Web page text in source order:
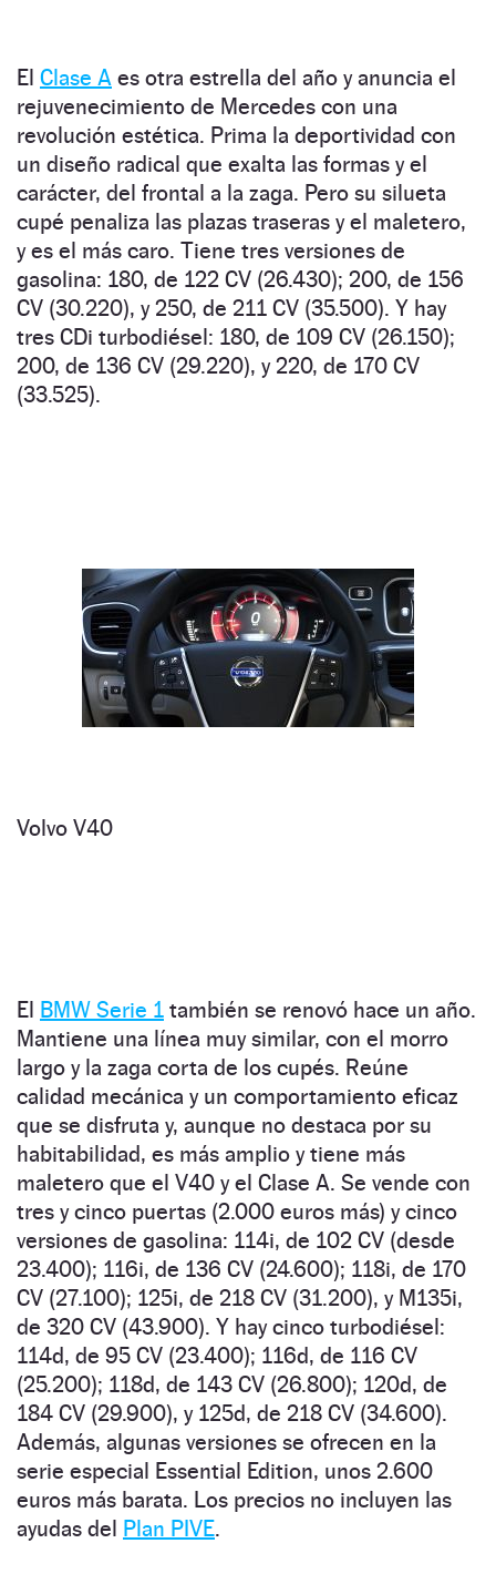
El Clase A es otra estrella del año y anuncia el
rejuvenecimiento de Mercedes con una
revolución estética. Prima la deportividad con
un diseño radical que exalta las formas y el
carácter, del frontal a la zaga. Pero su silueta
cupé penaliza las plazas traseras y el maletero,
y es el más caro. Tiene tres versiones de
gasolina: 180, de 122 CV (26.430); 200, de 156
CV (30.220), y 250, de 211 CV (35.500). Y hay
tres CDi turbodiésel: 180, de 109 CV (26.150);
200, de 136 CV (29.220), y 220, de 170 CV
(33.525).
Volvo V40
El BMW Serie 1 también se renovó hace un año.
Mantiene una línea muy similar, con el morro
largo y la zaga corta de los cupés. Reúne
calidad mecánica y un comportamiento eficaz
que se disfruta y, aunque no destaca por su
habitabilidad, es más amplio y tiene más
maletero que el V40 y el Clase A. Se vende con
tres y cinco puertas (2.000 euros más) y cinco
versiones de gasolina: 114i, de 102 CV (desde
23.400); 116i, de 136 CV (24.600); 118i, de 170
CV (27.100); 125i, de 218 CV (31.200), y M135i,
de 320 CV (43.900). Y hay cinco turbodiésel:
114d, de 95 CV (23.400); 116d, de 116 CV
(25.200); 118d, de 143 CV (26.800); 120d, de
184 CV (29.900), y 125d, de 218 CV (34.600).
Además, algunas versiones se ofrecen en la
serie especial Essential Edition, unos 2.600
euros más barata. Los precios no incluyen las
ayudas del Plan PIVE.